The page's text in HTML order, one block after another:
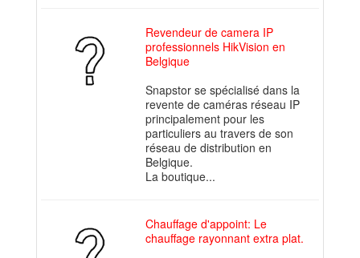
Revendeur de camera IP
professionnels HikVision en
Belgique
Snapstor se spécialisé dans la
revente de caméras réseau IP
principalement pour les
particuliers au travers de son
réseau de distribution en
Belgique.
La boutique...
Chauffage d'appoint: Le
chauffage rayonnant extra plat.